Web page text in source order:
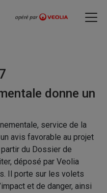
donne un
service de la
avis favorable au projet
du Dossier de
déposé par Veolia
Il porte sur les volets
et de danger, ainsi